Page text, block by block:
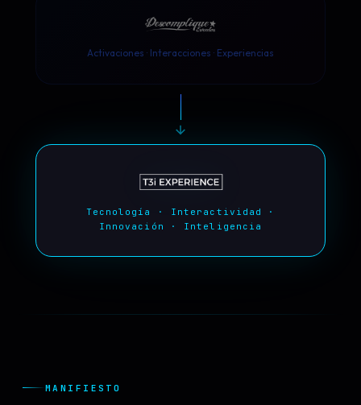
Activaciones · Interacciones · Experiencias
Tecnología · Interactividad ·
Innovación · Inteligencia
MANIFIESTO